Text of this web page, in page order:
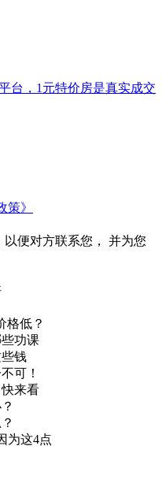
台，1元特价房是真实成交
策》
便对方联系您， 并为您
格低？
功课
钱
可！
来看
为这4点